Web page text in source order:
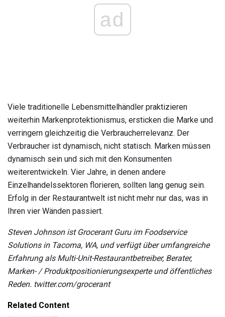
ad
Viele traditionelle Lebensmittelhändler praktizieren
weiterhin Markenprotektionismus, ersticken die Marke und
verringern gleichzeitig die Verbraucherrelevanz. Der
Verbraucher ist dynamisch, nicht statisch. Marken müssen
dynamisch sein und sich mit den Konsumenten
weiterentwickeln. Vier Jahre, in denen andere
Einzelhandelssektoren florieren, sollten lang genug sein.
Erfolg in der Restaurantwelt ist nicht mehr nur das, was in
Ihren vier Wänden passiert.
Steven Johnson ist Grocerant Guru im Foodservice
Solutions in Tacoma, WA, und verfügt über umfangreiche
Erfahrung als Multi-Unit-Restaurantbetreiber, Berater,
Marken- / Produktpositionierungsexperte und öffentliches
Reden. twitter.com/grocerant
Related Content